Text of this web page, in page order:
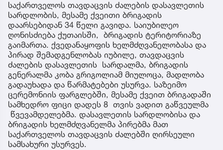
საქართველოს თავდაცვის ძალების დასავლეთის
სარდლობის, მესამე ქვეითი ბრიგადის
დაარსებიდან 34 წელი გავიდა. საიუბილეო
ღონისძიება ქუთაისში, ბრიგადის ტერიტორიაზე
გაიმართა. ქვედანაყოფის ხელმძღვანელობასა და
პირად შემადგენლობას იუბილე, თავდაცვის
ძალების დასავლეთის სარდალმა, ბრიგადის
გენერალმა კობა გრიგოლიამ მიულოცა, მადლობა
გადაუხადა და წარმატებები უსურვა. საზეიმო
ცერემონიის ფარგლებში, მესამე ქვეით ბრიგადაში
სამხედრო ფიცი დადეს 8 თვის ვადით გაწვეულმა
წვევამდელებმა. დასავლეთის სარდლობისა და
ბრიგადის ხელმძღვანელმა პირებმა მათ
საქართველოს თავდაცვის ძალებში ღირსეული
სამსახური უსურვეს.